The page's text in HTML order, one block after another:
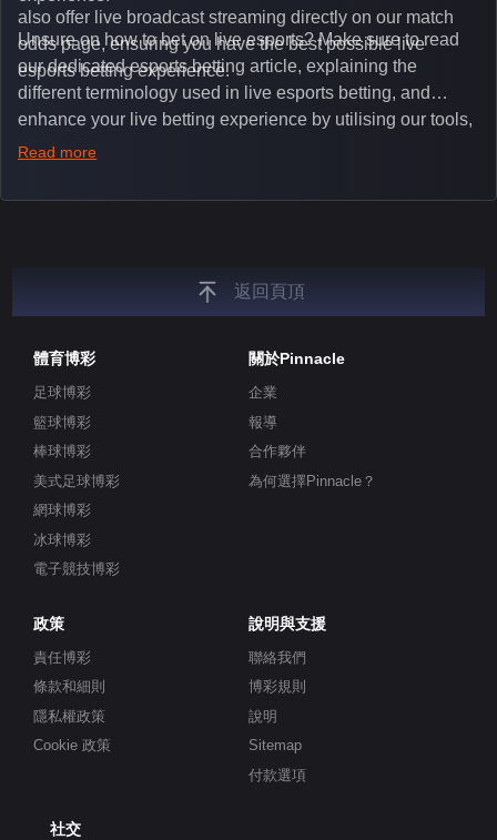
also offer live broadcast streaming directly on our match
odds page, ensuring you have the best possible live
esports betting experience.
Unsure on how to bet on live esports? Make sure to read
our dedicated esports betting article, explaining the
different terminology used in live esports betting, and
enhance your live betting experience by utilising our tools,
such as integrated live broadcasts, match and round
unique insights on the latest esports events.
Read more
返回頁頂
體育博彩
足球博彩
籃球博彩
棒球博彩
美式足球博彩
網球博彩
冰球博彩
電子競技博彩
關於Pinnacle
企業
報導
合作夥伴
為何選擇Pinnacle？
政策
責任博彩
條款和細則
隱私權政策
Cookie 政策
說明與支援
聯絡我們
博彩規則
說明
Sitemap
付款選項
社交